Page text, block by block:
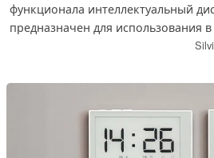
функционала интеллектуальный
предназначен для использования
автоматизации и коммерческих
исполнительных механизмов.